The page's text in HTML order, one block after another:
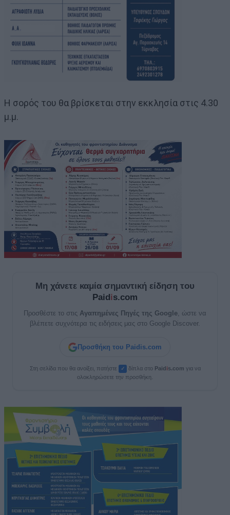
Η σορός του θα βρίσκεται στην εκκλησία στις 4.30
μ.μ.
Μη χάνετε καμία σημαντική είδηση του
Paidis.com
Προσθέστε το στις Αγαπημένες Πηγές της Google, ώστε να
βλέπετε συχνότερα τις ειδήσεις μας στο Google Discover.
Προσθήκη του Paidis.com
Στη σελίδα που θα ανοίξει, πατήστε ✓ δίπλα στο Paidis.com για να
ολοκληρώσετε την προσθήκη.